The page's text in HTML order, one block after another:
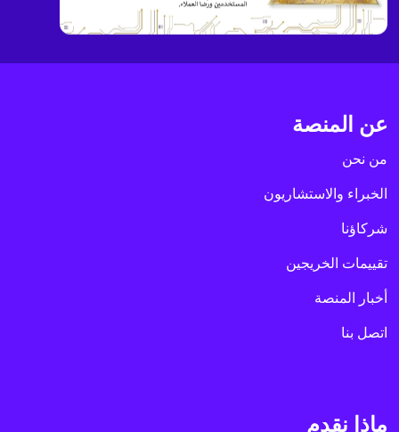
عن المنصة
من نحن
الخبراء والاستشاريون
شركاؤنا
تقييمات الخريجين
أخبار المنصة
اتصل بنا
ماذا نقدم